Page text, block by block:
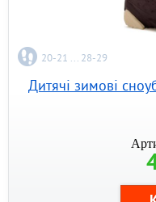
20-21 ... 28-29
Дитячі зимові